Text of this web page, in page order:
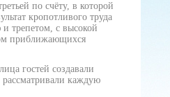
по счёту, в которой
кропотливого труда
трепетом, с высокой
приближающихся
гостей создавали
рассматривали каждую